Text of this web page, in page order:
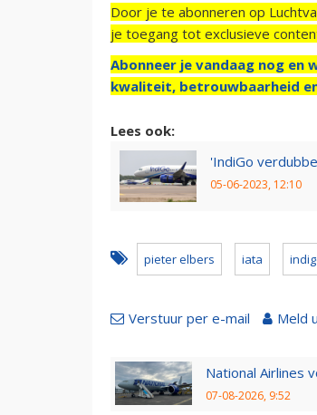
Door je te abonneren op
je toegang tot exclusieve
Abonneer je vandaag nog en
kwaliteit, betrouwbaarheid
Lees ook:
'IndiGo
05-06-2023, 12:10
pieter elbers iata
Verstuur per e-mail Meld
National Airlines
07-08-2026, 9:52